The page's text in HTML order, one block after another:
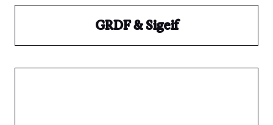
GRDF & Sigeif